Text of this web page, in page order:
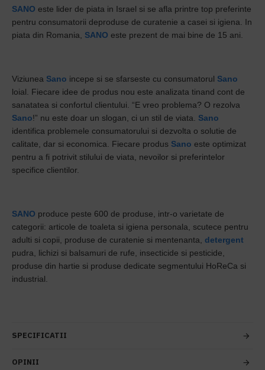
SANO este lider de piata in Israel si se afla printre top preferinte
pentru consumatorii deproduse de curatenie a casei si igiena. In
piata din Romania, SANO este prezent de mai bine de 15 ani.
Viziunea Sano incepe si se sfarseste cu consumatorul Sano
loial. Fiecare idee de produs nou este analizata tinand cont de
sanatatea si confortul clientului. “E vreo problema? O rezolva
Sano!” nu este doar un slogan, ci un stil de viata. Sano
identifica problemele consumatorului si dezvolta o solutie de
calitate, dar si economica. Fiecare produs Sano este optimizat
pentru a fi potrivit stilului de viata, nevoilor si preferintelor
specifice clientilor.
SANO produce peste 600 de produse, intr-o varietate de
categorii: articole de toaleta si igiena personala, scutece pentru
adulti si copii, produse de curatenie si mentenanta, detergent
pudra, lichizi si balsamuri de rufe, insecticide si pesticide,
produse din hartie si produse dedicate segmentului HoReCa si
industrial.
SPECIFICATII
OPINII